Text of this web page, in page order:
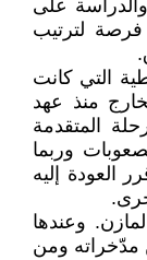
على
لترتيب
التي كانت
منذ عهد
المتقدمة
وربما
العودة إليه
وعندها
ومن